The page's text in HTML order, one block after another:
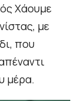
Χάουμε
με
που
μέρα.